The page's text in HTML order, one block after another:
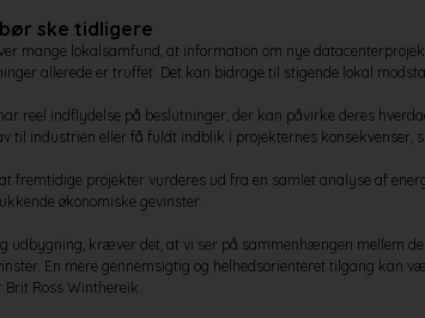
ske tidligere
mange lokalsamfund, at information om nye
allerede er truffet. Det kan bidrage til stigende lokal
reel indflydelse på beslutninger, der kan påvirke deres
til industrien eller få fuldt indblik i projekternes konsekvenser,
fremtidige projekter vurderes ud fra en samlet analyse af
økonomiske gevinster.
udbygning, kræver det, at vi ser på sammenhængen mellem
En mere gennemsigtig og helhedsorienteret tilgang kan
Ross Winthereik.